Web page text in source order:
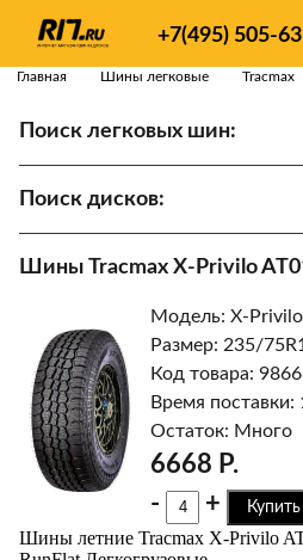
+7(495) 505-
Главная Шины легковые Tracmax
Поиск легковых шин:
Поиск дисков:
Найти
Шины Tracmax X-Privilo
Модель: X-Privilo
Размер: 235/
Код товара:
Время поставки:
Остаток: Много
6668 Р.
-
+ Купить
Шины летние Tracmax X-Privilo